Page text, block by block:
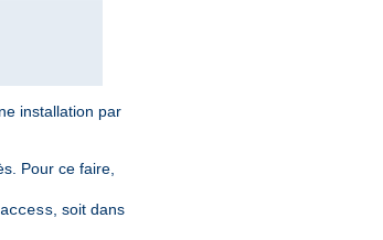
installation par
Pour ce faire,
, soit dans